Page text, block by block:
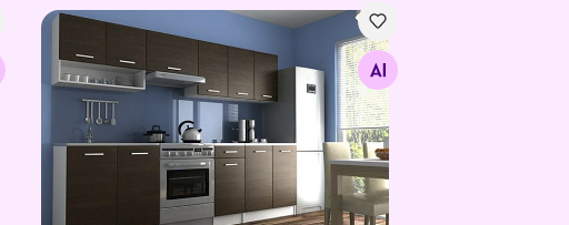
Köögimööbel 260 cm
Otsi sarnaseid